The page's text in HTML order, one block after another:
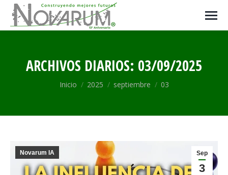
ARCHIVOS DIARIOS: 03/09/2025
Estás aquí:
Inicio 2025 septiembre 03
Sep
3
Novarum IA